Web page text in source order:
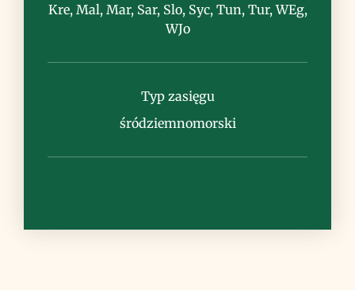
Kre, Mal, Mar, Sar, Slo, Syc, Tun, Tur, WEg,
WJo
Typ zasięgu
śródziemnomorski